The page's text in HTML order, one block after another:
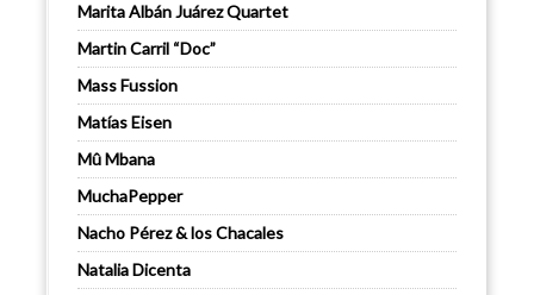
Marita Albán Juárez Quartet
Martin Carril “Doc”
Mass Fussion
Matías Eisen
Mû Mbana
MuchaPepper
Nacho Pérez & los Chacales
Natalia Dicenta